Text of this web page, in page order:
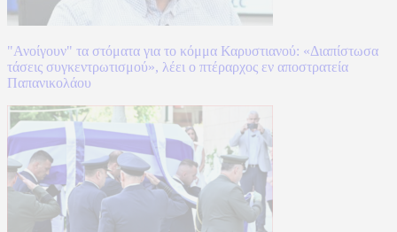
"Ανοίγουν" τα στόματα για το κόμμα Καρυστιανού: «Διαπίστωσα
τάσεις συγκεντρωτισμού», λέει ο πτέραρχος εν αποστρατεία
Παπανικολάου